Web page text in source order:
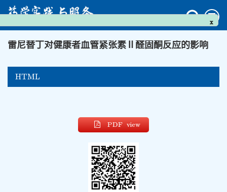
x
雷尼替丁对健康者血管紧张素Ⅱ醛固酮反应的影响
HTML
PDF view